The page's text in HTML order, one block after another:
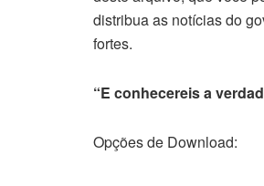
distribua as notícias do
fortes.
“E conhecereis a
Opções de Download: